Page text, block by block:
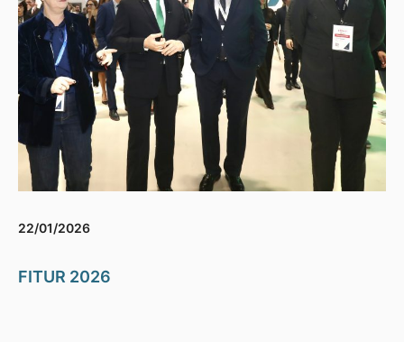
22/01/2026
FITUR 2026